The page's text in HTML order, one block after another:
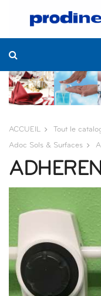
ACCUEIL Tout le
Adoc Sols & Surfaces